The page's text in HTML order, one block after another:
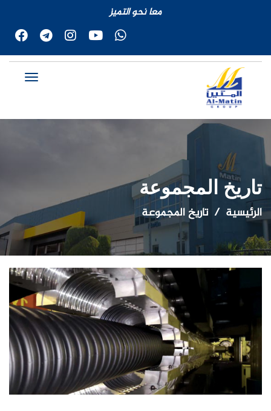
معا نحو التميز
تاريخ المجموعة
الرئيسية تاريخ المجموعة